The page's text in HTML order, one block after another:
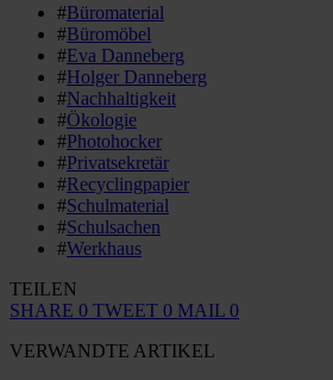
#Büromaterial
#Büromöbel
#Eva Danneberg
#Holger Danneberg
#Nachhaltigkeit
#Ökologie
#Photohocker
#Privatsekretär
#Recyclingpapier
#Schulmaterial
#Schulsachen
#Werkhaus
TEILEN
SHARE 0 TWEET 0 MAIL 0
VERWANDTE ARTIKEL